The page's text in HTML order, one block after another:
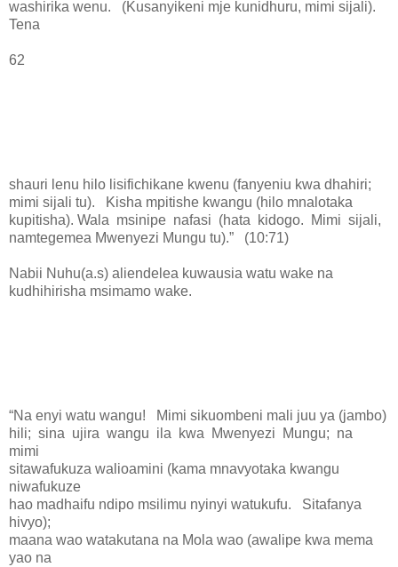
washirika wenu. (Kusanyikeni mje kunidhuru, mimi sijali).
Tena
62
shauri lenu hilo lisifichikane kwenu (fanyeniu kwa dhahiri;
mimi sijali tu). Kisha mpitishe kwangu (hilo mnalotaka
kupitisha). Wala msinipe nafasi (hata kidogo. Mimi sijali,
namtegemea Mwenyezi Mungu tu).” (10:71)
Nabii Nuhu(a.s) aliendelea kuwausia watu wake na
kudhihirisha msimamo wake.
“Na enyi watu wangu! Mimi sikuombeni mali juu ya (jambo)
hili; sina ujira wangu ila kwa Mwenyezi Mungu; na
mimi
sitawafukuza walioamini (kama mnavyotaka kwangu
niwafukuze
hao madhaifu ndipo msilimu nyinyi watukufu. Sitafanya
hivyo);
maana wao watakutana na Mola wao (awalipe kwa mema
yao na